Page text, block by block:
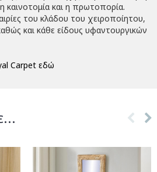
και η πρωτοπορία.
του κλάδου του χειροποίητου,
και κάθε είδους υφαντουργικών
Carpet εδώ